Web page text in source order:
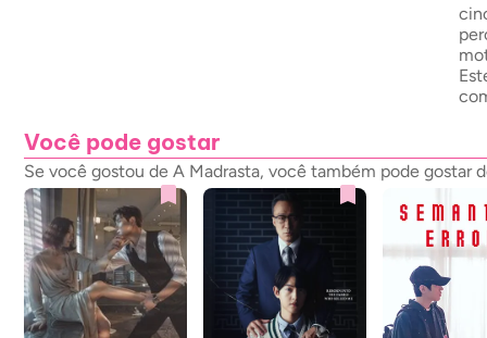
Você pode gostar
Se você gostou de A Madrasta, você também pode gostar